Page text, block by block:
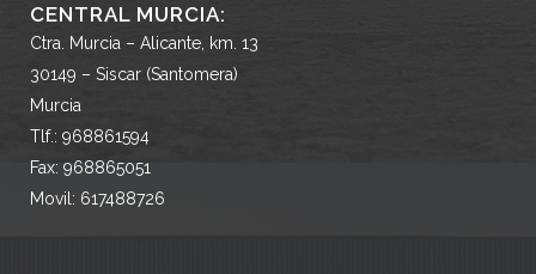
CENTRAL MURCIA:
Ctra. Murcia – Alicante, km. 13
30149 – Siscar (Santomera)
Murcia
Tlf.: 968861594
Fax: 968865051
Movil: 617488726